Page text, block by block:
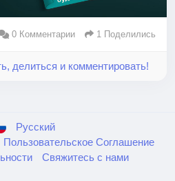
0 Комментарии 1 Поделились
делиться и комментировать!
Русский
Пользовательское Соглашение
Свяжитесь с нами